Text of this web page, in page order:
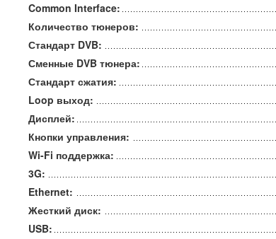
Common Interface:
Количество тюнеров:
Стандарт DVB:
Сменные DVB тюнера:
Стандарт сжатия:
Loop выход:
Дисплей:
Кнопки управления:
Wi-Fi поддержка:
3G:
Ethernet:
Жесткий диск:
USB: